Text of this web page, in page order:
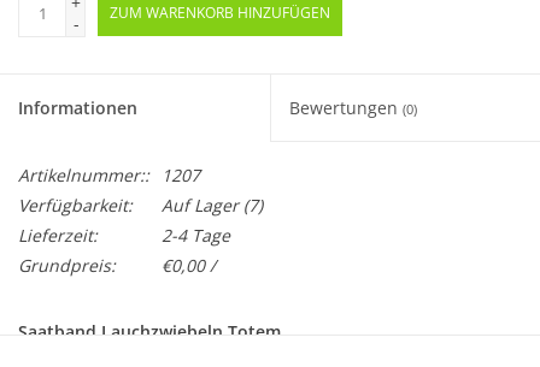
-
ZUM WARENKORB HINZUFÜGEN
Informationen Bewertungen (0)
Artikelnummer::
1207
Verfügbarkeit:
Auf Lager(7)
Lieferzeit:
2-4 Tage
Grundpreis:
€0,00 /
Saatband Lauchzwiebeln Totem